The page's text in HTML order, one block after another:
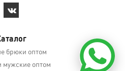
брюки оптом
оптом